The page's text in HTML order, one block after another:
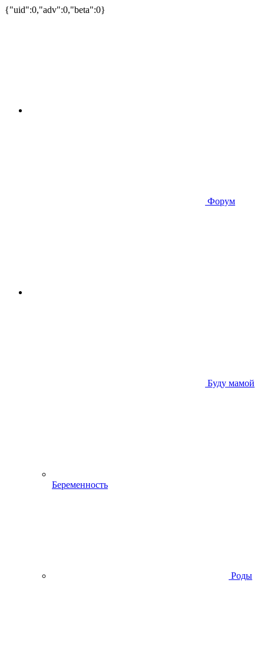
{"uid":0,"adv":0,"beta":0}
Форум
Буду мамой
Беременность
Роды